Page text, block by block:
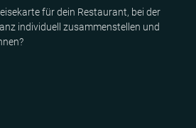
für dein Restaurant, bei der
individuell zusammenstellen und